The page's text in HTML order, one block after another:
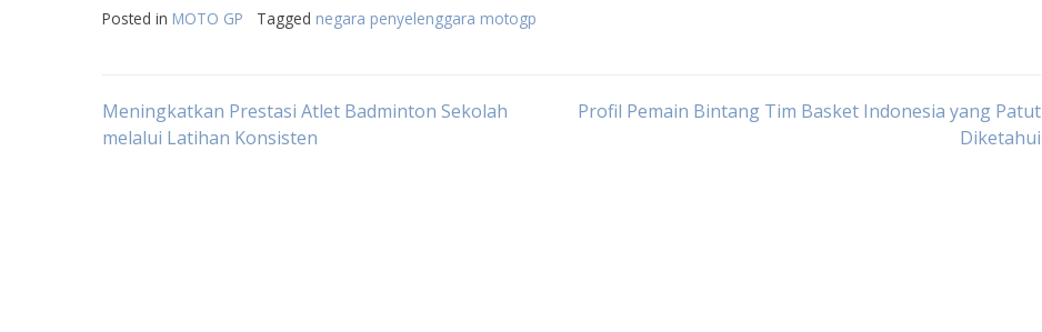
Posted in MOTO GP Tagged negara penyelenggara motogp
Post
Meningkatkan Prestasi Atlet Badminton Sekolah
melalui Latihan Konsisten
Profil Pemain Bintang Tim Basket Indonesia yang Patut
Diketahui